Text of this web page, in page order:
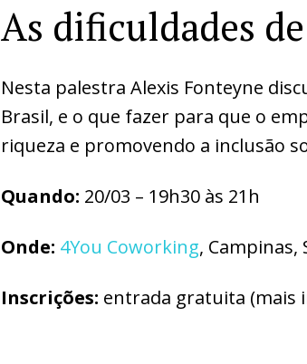
As dificuldades
Nesta palestra Alexis Fonteyne
Brasil, e o que fazer para que o
riqueza e promovendo a inclusão
Quando: 20/03 – 19h30 às 21h
Onde: 4You Coworking, Campinas,
Inscrições: entrada gratuita (mais